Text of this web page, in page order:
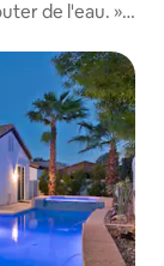
de l'eau. »